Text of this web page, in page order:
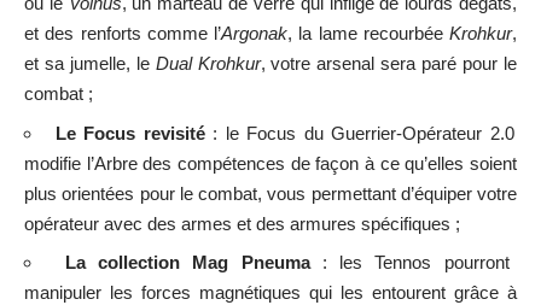
et des renforts comme l’Argonak, la lame recourbée Krohkur,
et sa jumelle, le Dual Krohkur, votre arsenal sera paré pour le
combat ;
Le Focus revisité : le Focus du Guerrier-Opérateur 2.0
modifie l’Arbre des compétences de façon à ce qu’elles soient
plus orientées pour le combat, vous permettant d’équiper votre
opérateur avec des armes et des armures spécifiques ;
La collection Mag Pneuma : les Tennos pourront
manipuler les forces magnétiques qui les entourent grâce à